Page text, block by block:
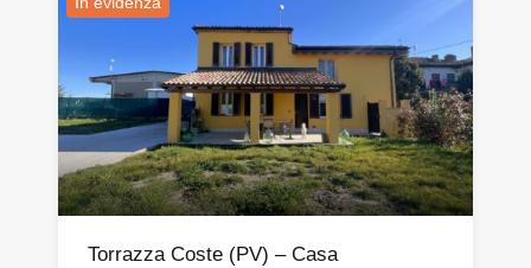
Torrazza Coste (PV) – Casa